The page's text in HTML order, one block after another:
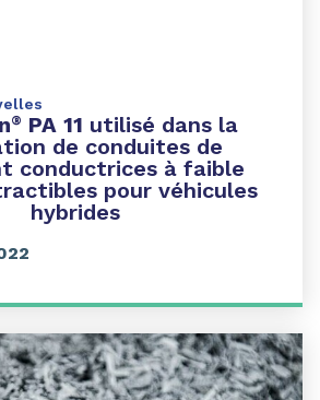
® PA 11 utilisé dans la
de conduites de
conductrices à faible
pour véhicules
hybrides